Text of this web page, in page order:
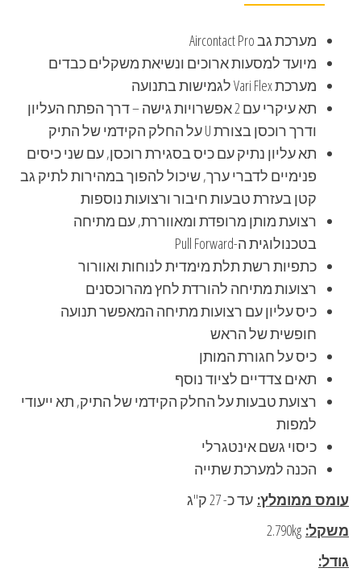
מערכת גב Aircontact Pro
מיועד למסעות ארוכים ונשיאת משקלים כבדים
מערכת Vari Flex לגמישות בתנועה
תא עיקרי עם 2 אפשרויות גישה – דרך הפתח העליון
ודרך רוכסן בצורת U על החלק הקידמי של התיק
תא עליון נתיק עם כיס בסגירת רוכסן, עם שני כיסים
פנימיים לדברי ערך, שיכול להפוך במהירות לתיק גב
קטן בעזרת טבעות חיבור ורצועות נוספות
רצועת מותן מרופדת ומאווררת, עם מתיחה
בטכנולוגית ה-Pull Forward
כתפיות רשת תלת מימדית לנוחות ואוורור
רצועות מתיחה להורדת לחץ מהרוכסנים
כיס עליון עם רצועות מתיחה המאפשר תנועה
חופשית של הראש
כיס על חגורת המותן
תאים צדדיים לציוד נוסף
רצועת טבעות על החלק הקידמי של התיק, תא ייעודי
למפות
כיסוי גשם אינטגרלי
הכנה למערכת שתייה
עומס ממומלץ: עד כ- 27 ק"ג
משקל:
גודל: